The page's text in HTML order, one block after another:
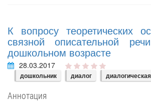
К вопросу теоретических
связной описательной
дошкольном возрасте
28.03.2017
дошкольник диалог
Аннотация